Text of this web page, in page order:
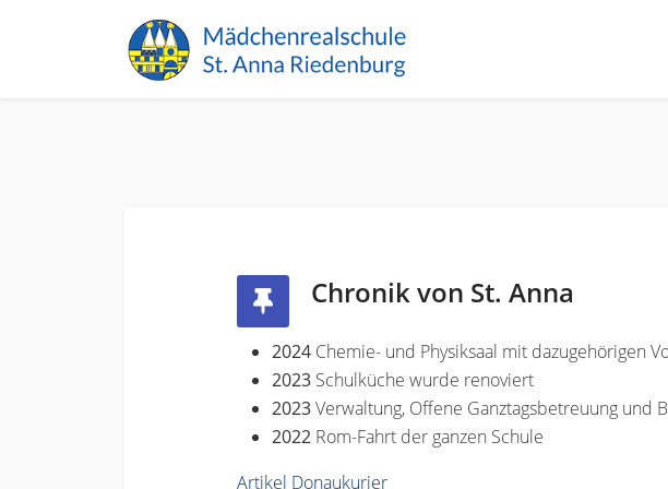
Chronik von St. Anna
2024 Chemie- und Physiksaal mit dazugehörigen
2023 Schulküche wurde renoviert
2023Verwaltung, Offene Ganztagsbetreuung und
2022 Rom-Fahrt der ganzen Schule
Artikel Donaukurier